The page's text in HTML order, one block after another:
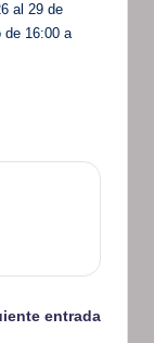
al 29 de
de 16:00 a
entrada